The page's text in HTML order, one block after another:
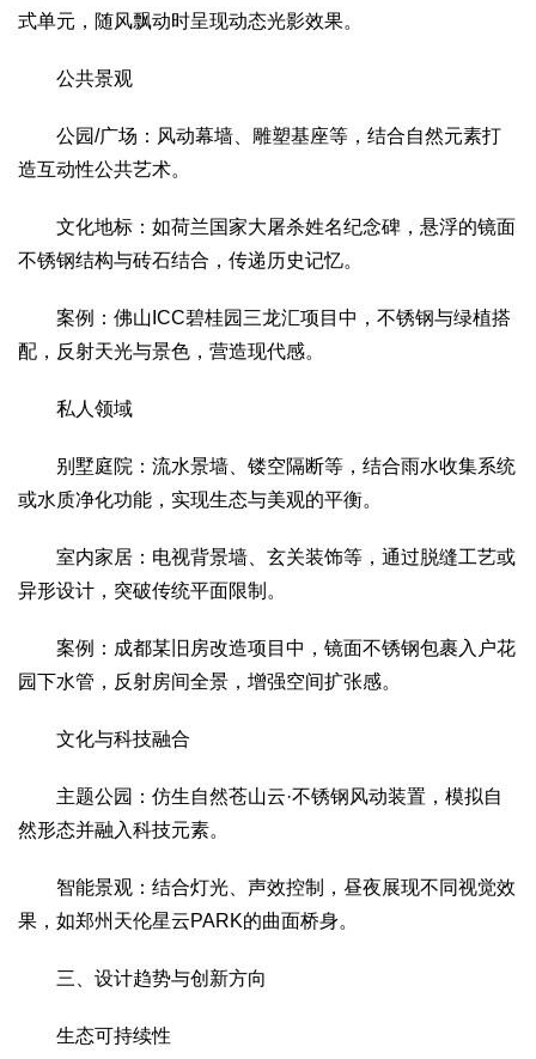
式单元，随风飘动时呈现动态光影效果。
公共景观
公园/广场：风动幕墙、雕塑基座等，结合自然元素打
造互动性公共艺术。
文化地标：如荷兰国家大屠杀姓名纪念碑，悬浮的镜面
不锈钢结构与砖石结合，传递历史记忆。
案例：佛山ICC碧桂园三龙汇项目中，不锈钢与绿植搭
配，反射天光与景色，营造现代感。
私人领域
别墅庭院：流水景墙、镂空隔断等，结合雨水收集系统
或水质净化功能，实现生态与美观的平衡。
室内家居：电视背景墙、玄关装饰等，通过脱缝工艺或
异形设计，突破传统平面限制。
案例：成都某旧房改造项目中，镜面不锈钢包裹入户花
园下水管，反射房间全景，增强空间扩张感。
文化与科技融合
主题公园：仿生自然苍山云·不锈钢风动装置，模拟自
然形态并融入科技元素。
智能景观：结合灯光、声效控制，昼夜展现不同视觉效
果，如郑州天伦星云PARK的曲面桥身。
三、设计趋势与创新方向
生态可持续性